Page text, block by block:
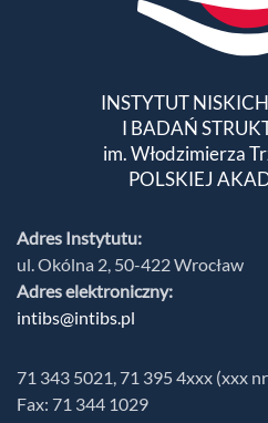
INSTYTUT
I BADAŃ
im. Włodzimierza
POLSKIEJ
Adres Instytutu:
ul. Okólna 2, 50-422 Wrocław
Adres elektroniczny:
intibs@intibs.pl
71 343 5021, 71 395 4xxx (xxx
Fax: 71 344 1029